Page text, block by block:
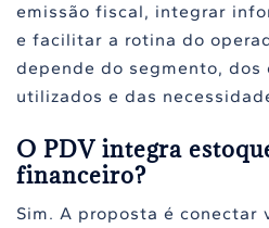
emissão fiscal, integrar
e facilitar a rotina do
depende do segmento, dos
utilizados e das
O PDV integra
financeiro?
Sim. A proposta é conectar